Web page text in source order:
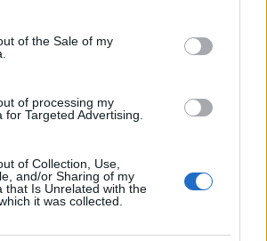
specified purposes in below Google
of the Sale of my
of processing my
for Targeted Advertising.
of Collection, Use,
and/or Sharing of my
that Is Unrelated with the
it was collected.
Long Beach un
nel mondo dell’
Tagliabue
Tagliabue ha dormito nella sala
dell'ospedale San Martino per
una vicenda sanitaria emergente;